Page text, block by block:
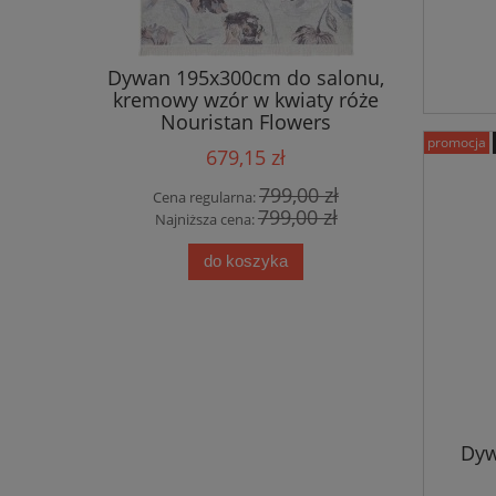
Dywan 195x300cm do salonu,
kremowy wzór w kwiaty róże
Nouristan Flowers
679,15 zł
Cena regularna:799,00 zł
Najniższa cena:799,00 zł
do koszyka
promocja